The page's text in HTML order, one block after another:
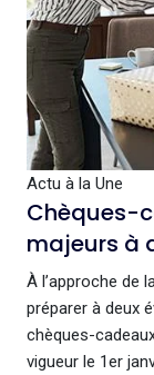
Actu à la Une
Chèques-
majeurs à
À l’approche de
préparer à deux
chèques-
vigueur le 1er